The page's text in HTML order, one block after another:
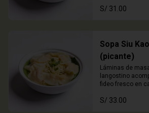
S/ 31.00
Sopa Siu
(picante)
Láminas de
langostino
fideo fresco en
S/ 33.00